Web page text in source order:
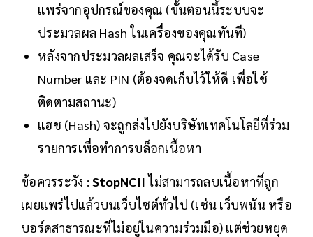
แพร่จากอุปกรณ์ของคุณ (ขั้นตอนนี้ระบบจะ
ประมวลผล Hash ในเครื่องของคุณทันที)
หลังจากประมวลผลเสร็จ คุณจะได้รับ Case
Number และ PIN (ต้องจดเก็บไว้ให้ดี เพื่อใช้
ติดตามสถานะ)
แฮช (Hash) จะถูกส่งไปยังบริษัทเทคโนโลยีที่ร่วม
รายการเพื่อทำการบล็อกเนื้อหา
ข้อควรระวัง : StopNCII ไม่สามารถลบเนื้อหาที่ถูก
เผยแพร่ไปแล้วบนเว็บไซต์ทั่วไป (เช่น เว็บพนัน หรือ
บอร์ดสาธารณะที่ไม่อยู่ในความร่วมมือ) แต่ช่วยหยุด